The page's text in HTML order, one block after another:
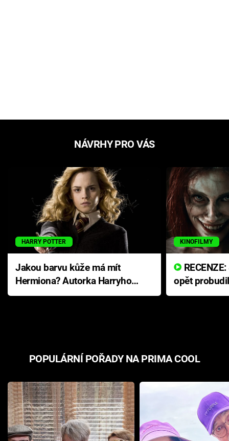
NÁVRHY PRO VÁS
HARRY POTTER
Jakou barvu kůže má mít
Hermiona? Autorka Harryho
Pottera přišla s ráznou
KINOFILMY
opět
přichází s
POPULÁRNÍ POŘADY NA PRIMA COOL